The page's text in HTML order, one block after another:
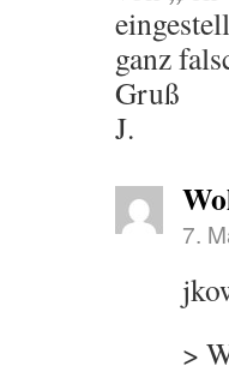
ganz
Gruß
J.
7.
>